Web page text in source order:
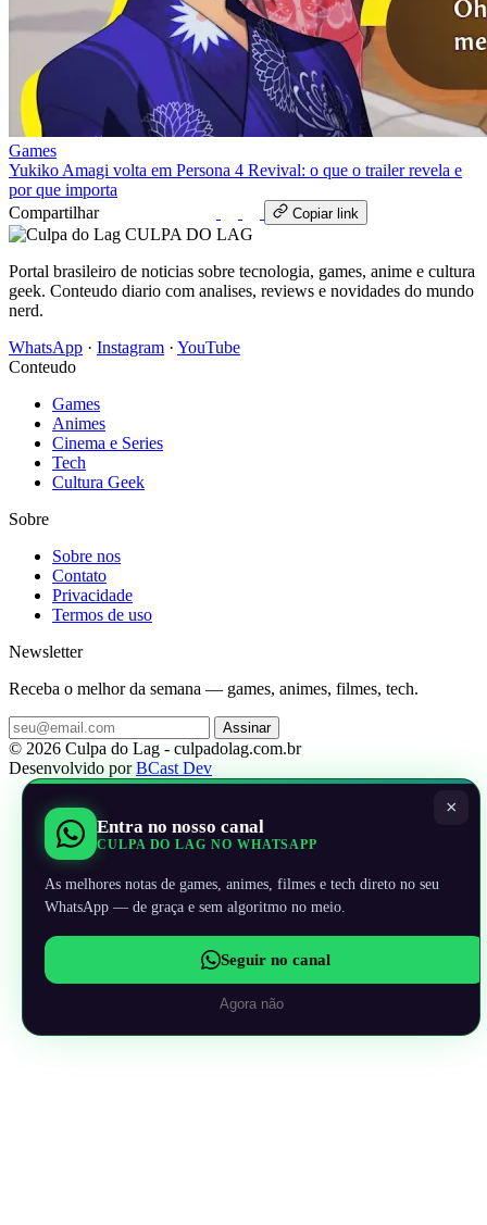
Games
Yukiko Amagi volta em Persona 4 Revival: o que o trailer revela e
por que importa
Compartilhar
Copiar link
CULPA DO LAG
Portal brasileiro de noticias sobre tecnologia, games, anime e cultura
geek. Conteudo diario com analises, reviews e novidades do mundo
nerd.
WhatsApp · Instagram · YouTube
Conteudo
Games
Animes
Cinema e Series
Tech
Cultura Geek
Sobre
Sobre nos
Contato
Privacidade
Termos de uso
Newsletter
Receba o melhor da semana — games, animes, filmes, tech.
Assinar
© 2026 Culpa do Lag - culpadolag.com.br
Desenvolvido porBCast Dev
×
Entra no nosso canal
CULPA DO LAG NO WHATSAPP
As melhores notas de games, animes, filmes e tech direto no seu
WhatsApp — de graça e sem algoritmo no meio.
Seguir no canal
Agora não